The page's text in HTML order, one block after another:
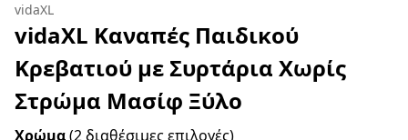
vidaXL
vidaXL Καναπές Παιδικού
Κρεβατιού με Συρτάρια Χωρίς
Στρώμα Μασίφ Ξύλο
Χρώμα(2 διαθέσιμες επιλογές)